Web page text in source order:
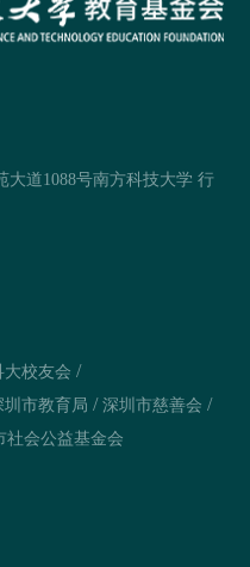
大道1088号南方科技大学 行
大校友会 /
圳市教育局 /深圳市慈善会 /
社会公益基金会